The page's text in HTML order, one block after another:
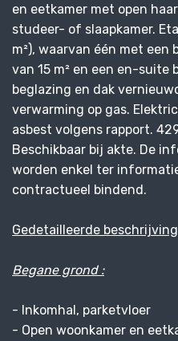
en eetkamer met open
studeer- of slaapkamer.
m²), waarvan één met
van 15 m² en een en-suite
beglazing en dak
verwarming op gas.
asbest volgens rapport.
Beschikbaar bij akte. De
worden enkel ter
contractueel bindend.
Gedetailleerde
Begane grond :
- Inkomhal, parketvloer
- Open woonkamer en